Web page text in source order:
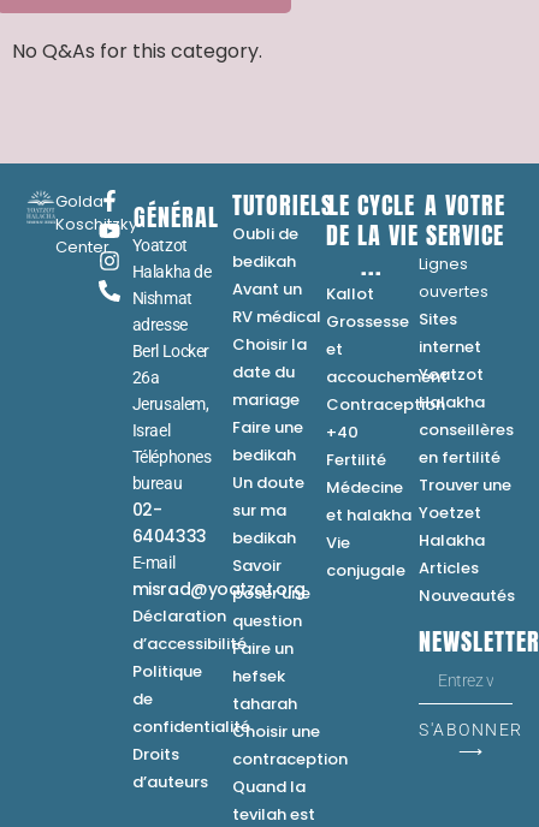
No Q&As for this category.
Golda
Koschitzky
Center
GÉNÉRAL
Yoatzot
Halakha de
Nishmat
adresse
Berl Locker
26a
Jerusalem,
Israel
Téléphones
bureau
02-
6404333
E-mail
misrad@yoatzot.org
Déclaration
d’accessibilité
Politique
de
confidentialité
Droits
d’auteurs
TUTORIELS
Oubli de
bedikah
Avant un
RV médical
Choisir la
date du
mariage
Faire une
bedikah
Un doute
sur ma
bedikah
Savoir
poser une
question
Faire un
hefsek
taharah
Choisir une
contraception
Quand la
tevilah est
LE CYCLE
DE LA VIE
...
Kallot
Grossesse
et
accouchement
Contraception
+40
Fertilité
Médecine
et halakha
Vie
conjugale
A VOTRE
SERVICE
Lignes
ouvertes
Sites
internet
Yoatzot
Halakha
conseillères
en fertilité
Trouver une
Yoetzet
Halakha
Articles
Nouveautés
S'ABONNER
⟶